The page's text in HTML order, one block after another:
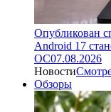
Опубликован
Android 17
ОС07.08.2026
Новости
Обзоры